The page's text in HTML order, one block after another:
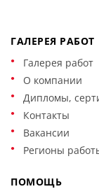
ГАЛЕРЕЯ РАБОТ
Галерея работ
О компании
Дипломы,
Контакты
Вакансии
Регионы
ПОМОЩЬ